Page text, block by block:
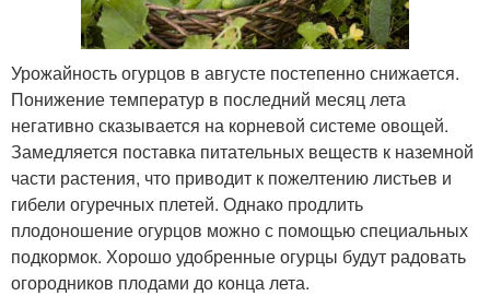
Урожайность огурцов в августе постепенно снижается.
Понижение температур в последний месяц лета
негативно сказывается на корневой системе овощей.
Замедляется поставка питательных веществ к наземной
части растения, что приводит к пожелтению листьев и
гибели огуречных плетей. Однако продлить
плодоношение огурцов можно с помощью специальных
подкормок. Хорошо удобренные огурцы будут радовать
огородников плодами до конца лета.